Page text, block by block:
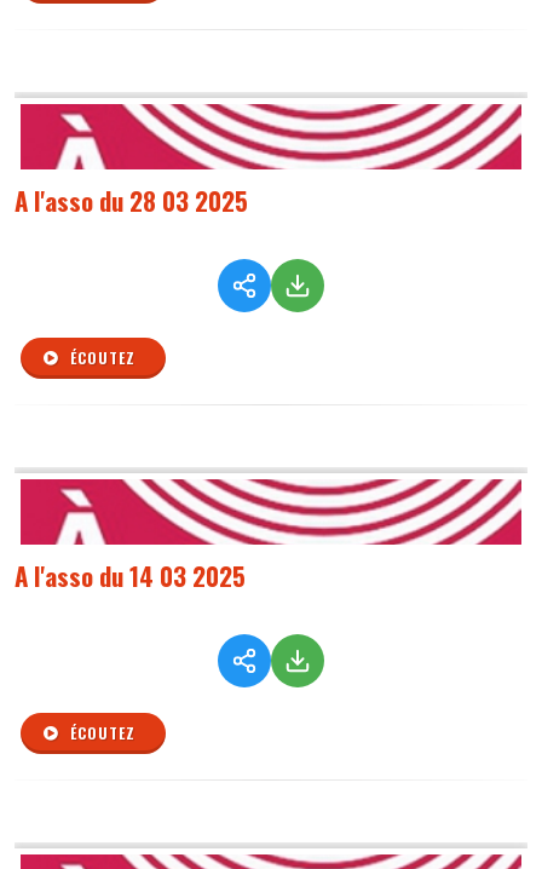
A l'asso du 28 03 2025
ÉCOUTEZ
A l'asso du 14 03 2025
ÉCOUTEZ